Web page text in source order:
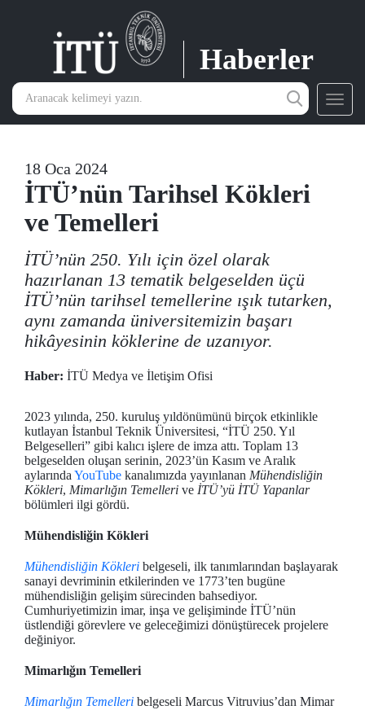
Haberler
18 Oca 2024
İTÜ’nün Tarihsel Kökleri
ve Temelleri
İTÜ’nün 250. Yılı için özel olarak
hazırlanan 13 tematik belgeselden üçü
İTÜ’nün tarihsel temellerine ışık tutarken,
aynı zamanda üniversitemizin başarı
hikâyesinin köklerine de uzanıyor.
Haber: İTÜ Medya ve İletişim Ofisi
2023 yılında, 250. kuruluş yıldönümünü birçok etkinlikle
kutlayan İstanbul Teknik Üniversitesi, “İTÜ 250. Yıl
Belgeselleri” gibi kalıcı işlere de imza attı. Toplam 13
belgeselden oluşan serinin, 2023’ün Kasım ve Aralık
aylarında YouTube kanalımızda yayınlanan Mühendisliğin
Kökleri, Mimarlığın Temelleri ve İTÜ’yü İTÜ Yapanlar
bölümleri ilgi gördü.
Mühendisliğin Kökleri
Mühendisliğin Kökleri belgeseli, ilk tanımlarından başlayarak
sanayi devriminin etkilerinden ve 1773’ten bugüne
mühendisliğin gelişim sürecinden bahsediyor.
Cumhuriyetimizin imar, inşa ve gelişiminde İTÜ’nün
üstlendiği görevlere ve geleceğimizi dönüştürecek projelere
değiniyor.
Mimarlığın Temelleri
Mimarlığın Temelleri belgeseli Marcus Vitruvius’dan Mimar